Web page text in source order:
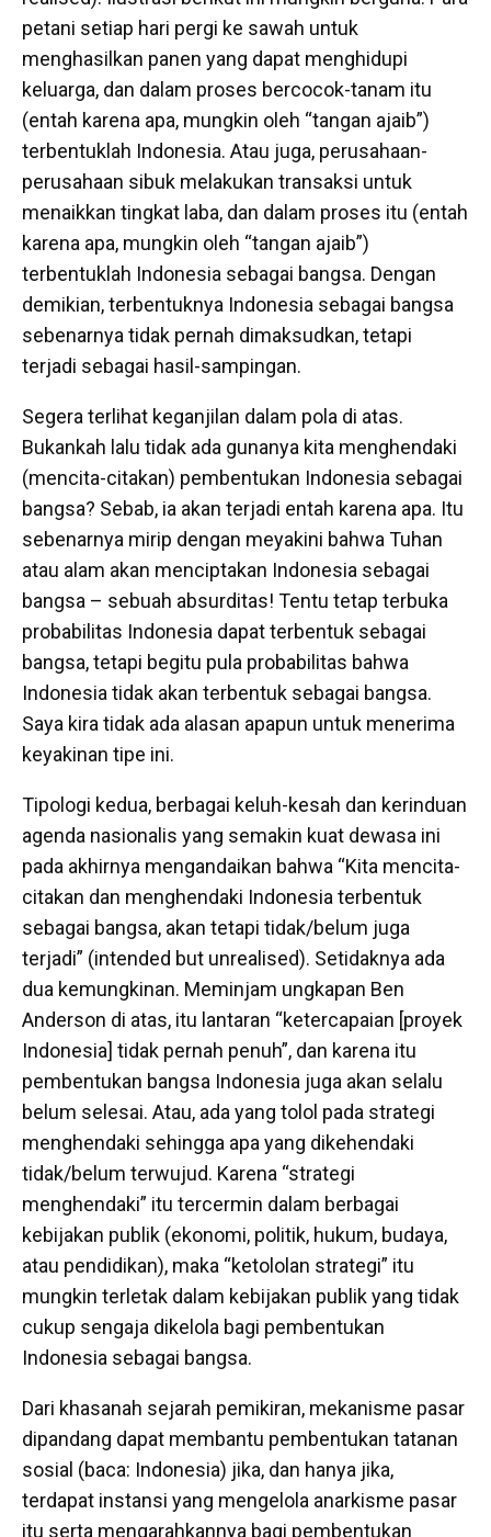
petani setiap hari pergi ke sawah untuk
menghasilkan panen yang dapat menghidupi
keluarga, dan dalam proses bercocok-tanam itu
(entah karena apa, mungkin oleh “tangan ajaib”)
terbentuklah Indonesia. Atau juga, perusahaan-
perusahaan sibuk melakukan transaksi untuk
menaikkan tingkat laba, dan dalam proses itu (entah
karena apa, mungkin oleh “tangan ajaib”)
terbentuklah Indonesia sebagai bangsa. Dengan
demikian, terbentuknya Indonesia sebagai bangsa
sebenarnya tidak pernah dimaksudkan, tetapi
terjadi sebagai hasil-sampingan.
Segera terlihat keganjilan dalam pola di atas.
Bukankah lalu tidak ada gunanya kita menghendaki
(mencita-citakan) pembentukan Indonesia sebagai
bangsa? Sebab, ia akan terjadi entah karena apa. Itu
sebenarnya mirip dengan meyakini bahwa Tuhan
atau alam akan menciptakan Indonesia sebagai
bangsa – sebuah absurditas! Tentu tetap terbuka
probabilitas Indonesia dapat terbentuk sebagai
bangsa, tetapi begitu pula probabilitas bahwa
Indonesia tidak akan terbentuk sebagai bangsa.
Saya kira tidak ada alasan apapun untuk menerima
keyakinan tipe ini.
Tipologi kedua, berbagai keluh-kesah dan kerinduan
agenda nasionalis yang semakin kuat dewasa ini
pada akhirnya mengandaikan bahwa “Kita mencita-
citakan dan menghendaki Indonesia terbentuk
sebagai bangsa, akan tetapi tidak/belum juga
terjadi” (intended but unrealised). Setidaknya ada
dua kemungkinan. Meminjam ungkapan Ben
Anderson di atas, itu lantaran “ketercapaian [proyek
Indonesia] tidak pernah penuh”, dan karena itu
pembentukan bangsa Indonesia juga akan selalu
belum selesai. Atau, ada yang tolol pada strategi
menghendaki sehingga apa yang dikehendaki
tidak/belum terwujud. Karena “strategi
menghendaki” itu tercermin dalam berbagai
kebijakan publik (ekonomi, politik, hukum, budaya,
atau pendidikan), maka “ketololan strategi” itu
mungkin terletak dalam kebijakan publik yang tidak
cukup sengaja dikelola bagi pembentukan
Indonesia sebagai bangsa.
Dari khasanah sejarah pemikiran, mekanisme pasar
dipandang dapat membantu pembentukan tatanan
sosial (baca: Indonesia) jika, dan hanya jika,
terdapat instansi yang mengelola anarkisme pasar
itu serta mengarahkannya bagi pembentukan